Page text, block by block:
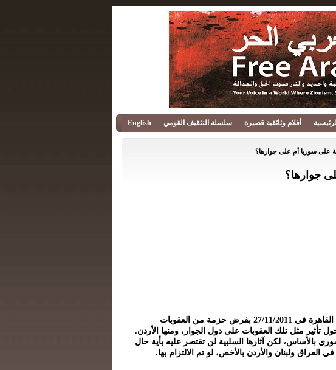
الرئيسية أفلام وثائقية قصيرة سلسلة التثقيف القومي English
على سوريا أم على جوارها؟
جوارها؟
ترك قرار اجتماع وزراء الخارجية العرب في القاهرة في 27/11/2011 بفرض حزمة من العقوبات
تأثير مثل تلك العقوبات على دول الجوار، ومنها الأردن.
بالأساس، لكن آثارها السلبية لن تقتصر عليه بأية حال
ولبنان والأردن بالأخص، لو تم الالتزام بها.